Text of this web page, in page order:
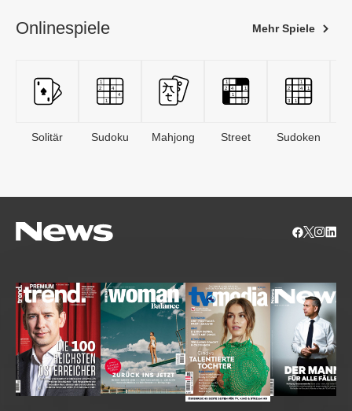
Onlinespiele Mehr Spiele
Solitär Sudoku Mahjong Street Sudoken